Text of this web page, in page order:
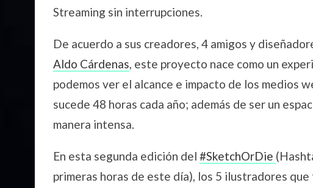
Streaming sin interrupciones.
De acuerdo a sus creadores, 4 amigos y
Aldo Cárdenas, este proyecto nace como un
podemos ver el alcance e impacto de los medios
sucede 48 horas cada año; además de ser un
manera intensa.
En esta segunda edición del #SketchOrDie
primeras horas de este día), los 5 ilustradores